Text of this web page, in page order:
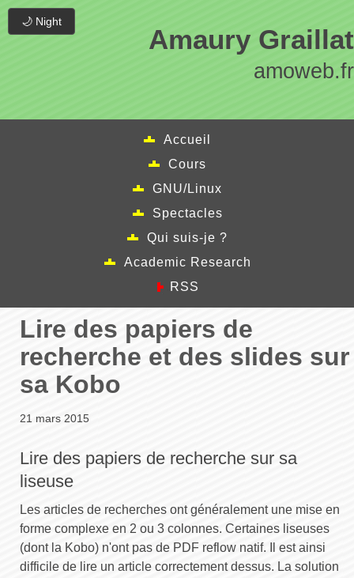
🌙 Night
Amaury Graillat
amoweb.fr
Accueil
Cours
GNU/Linux
Spectacles
Qui suis-je ?
Academic Research
RSS
Lire des papiers de
recherche et des slides sur
sa Kobo
21 mars 2015
Lire des papiers de recherche sur sa
liseuse
Les articles de recherches ont généralement une mise en
forme complexe en 2 ou 3 colonnes. Certaines liseuses
(dont la Kobo) n'ont pas de PDF reflow natif. Il est ainsi
difficile de lire un article correctement dessus. La solution